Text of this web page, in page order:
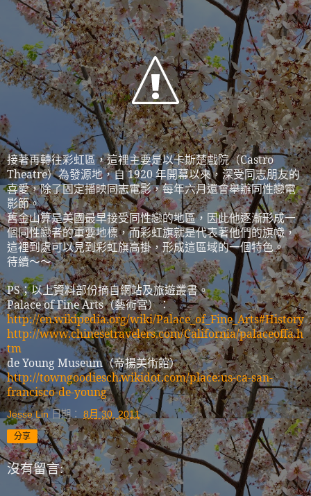
接著再轉往彩虹區，這裡主要是以卡斯楚戲院（Castro
Theatre）為發源地，自1920年開幕以來，深受同志朋友的
喜愛，除了固定播映同志電影，每年六月還會舉辦同性戀電
影節。
舊金山算是美國最早接受同性戀的地區，因此他逐漸形成一
個同性戀者的重要地標，而彩虹旗就是代表著他們的旗幟，
這裡到處可以見到彩虹旗高掛，形成這區域的一個特色。
待續～～
PS；以上資料部份摘自網站及旅遊叢書。
Palace of Fine Arts（藝術宮）：
http://en.wikipedia.org/wiki/Palace_of_Fine_Arts#History
http://www.chinesetravelers.com/California/palaceoffa.h
tm
de Young Museum（帝揚美術館）
http://towngoodiesch.wikidot.com/place:us-ca-san-
francisco-de-young
Jesse Lin 日期： 8月 30, 2011
分享
沒有留言: